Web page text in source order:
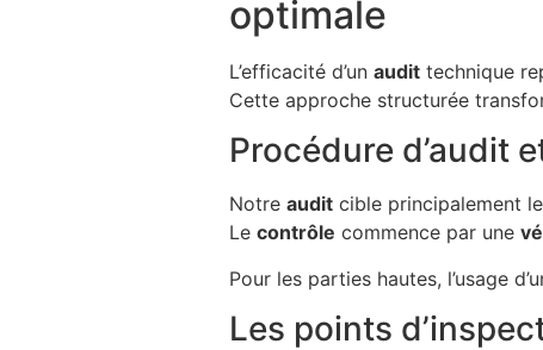
optimale
L’efficacité d’un audit technique
Cette approche structurée
Procédure d’audit
Notre audit cible principalement
Le contrôle commence par une
Pour les parties hautes, l’usage
Les points